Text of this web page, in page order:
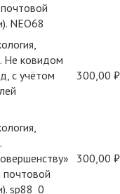
NEO68
Не ковидом
с учётом
300,00 ₽
sp88_0
300,00 ₽